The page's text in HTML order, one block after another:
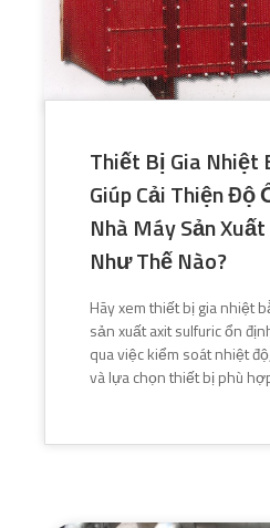
Thiết Bị Gia Nhiệt
Giúp Cải Thiện Độ
Nhà Máy Sản
Như Thế Nào?
Hãy xem thiết bị gia nhiệt
sản xuất axit sulfuric ổn
qua việc kiểm soát nhiệt
và lựa chọn thiết bị phù